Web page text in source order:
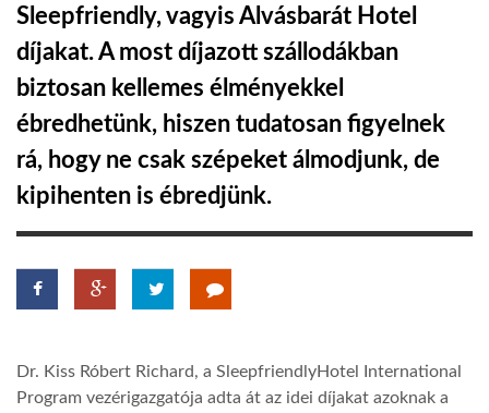
GLOBOTV BP
HÍR3D
TROPICALMAGAZIN
GLOBOTV
AFRIKA TUDÁSTÁR
A NAP SZÉPE
Sleepfriendly, vagyis Alvásbarát Hotel
díjakat. A most díjazott szállodákban
biztosan kellemes élményekkel
ébredhetünk, hiszen tudatosan figyelnek
rá, hogy ne csak szépeket álmodjunk, de
kipihenten is ébredjünk.
Dr. Kiss Róbert Richard, a SleepfriendlyHotel International
Program vezérigazgatója adta át az idei díjakat azoknak a